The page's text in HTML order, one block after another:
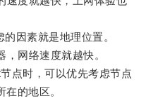
因素就是地理位置。
网络速度就越快。
时，可以优先考虑节点
的地区。